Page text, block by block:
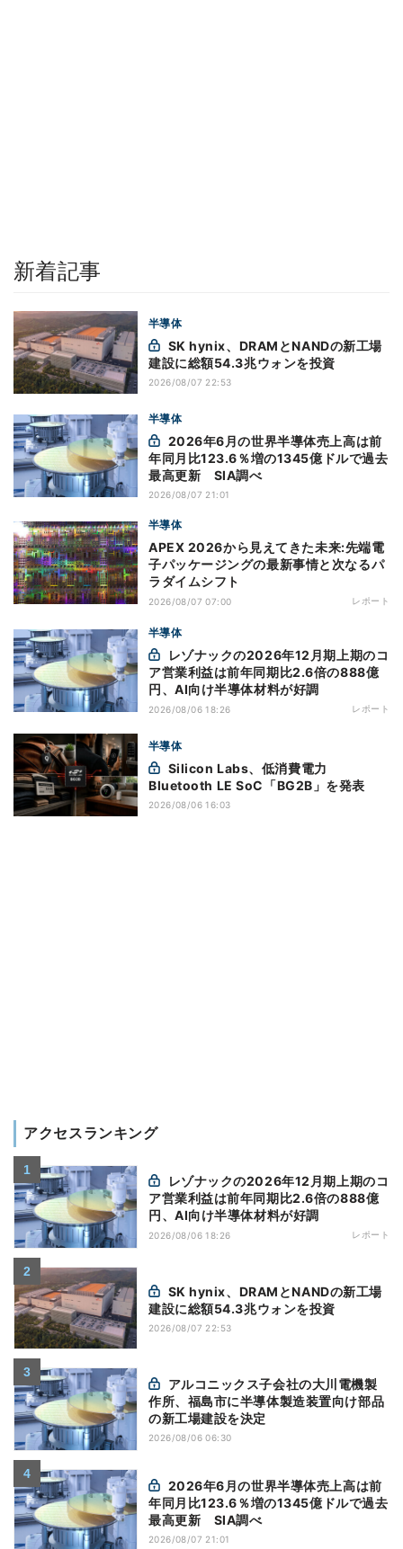
新着記事
半導体
建設に総額54.3兆ウォンを投資
2026/08/07 22:53
半導体
年同月比123.6％増の1345億ドルで過去
最高更新 SIA調べ
2026/08/07 21:01
半導体
APEX 2026から見えてきた未来:先端電
子パッケージングの最新事情と次なるパ
ラダイムシフト
2026/08/07 07:00 レポート
半導体
ア営業利益は前年同期比2.6倍の888億
円、AI向け半導体材料が好調
2026/08/06 18:26 レポート
半導体
Bluetooth LE SoC「BG2B」を発表
2026/08/06 16:03
アクセスランキング
ア営業利益は前年同期比2.6倍の888億
円、AI向け半導体材料が好調
2026/08/06 18:26 レポート
建設に総額54.3兆ウォンを投資
2026/08/07 22:53
作所、福島市に半導体製造装置向け部品
の新工場建設を決定
2026/08/06 06:30
年同月比123.6％増の1345億ドルで過去
最高更新 SIA調べ
2026/08/07 21:01